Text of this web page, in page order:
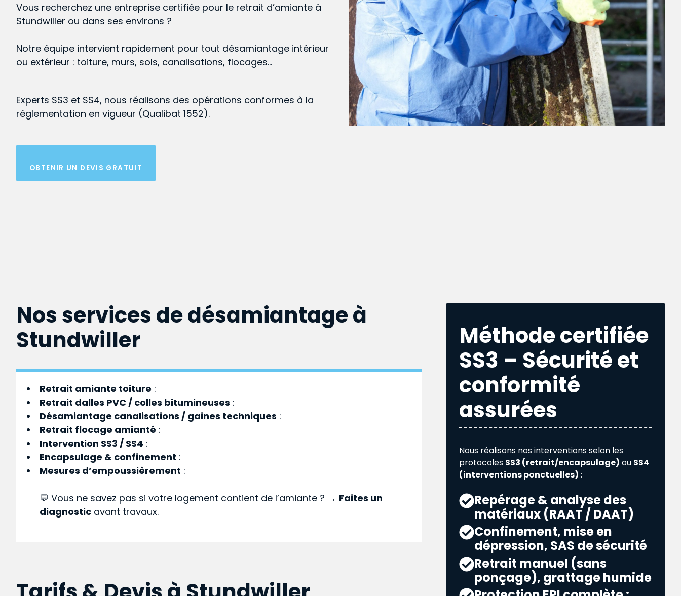
Vous recherchez une entreprise certifiée pour le retrait d’amiante à
Stundwiller ou dans ses environs ?
Notre équipe intervient rapidement pour tout désamiantage intérieur
ou extérieur : toiture, murs, sols, canalisations, flocages…
Experts SS3 et SS4, nous réalisons des opérations conformes à la
réglementation en vigueur (Qualibat 1552).
OBTENIR UN DEVIS GRATUIT
Nos services de désamiantage à
Stundwiller
Retrait amiante toiture :
Retrait dalles PVC / colles bitumineuses :
Désamiantage canalisations / gaines techniques :
Retrait flocage amianté :
Intervention SS3 / SS4 :
Encapsulage & confinement :
Mesures d’empoussièrement :
💬 Vous ne savez pas si votre logement contient de l’amiante ? → Faites un
diagnostic avant travaux.
Méthode certifiée
SS3 – Sécurité et
conformité
assurées
Nous réalisons nos interventions selon les
protocoles SS3 (retrait/encapsulage) ou SS4
(interventions ponctuelles) :
Repérage & analyse des
matériaux (RAAT / DAAT)
Confinement, mise en
dépression, SAS de sécurité
Retrait manuel (sans
ponçage), grattage humide